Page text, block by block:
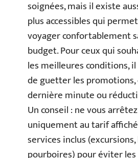
soignées, mais il existe
plus accessibles qui
voyager confortablement
budget. Pour ceux qui
les meilleures conditions,
de guetter les
dernière minute ou
Un conseil : ne vous
uniquement au tarif
services inclus
pourboires) pour éviter